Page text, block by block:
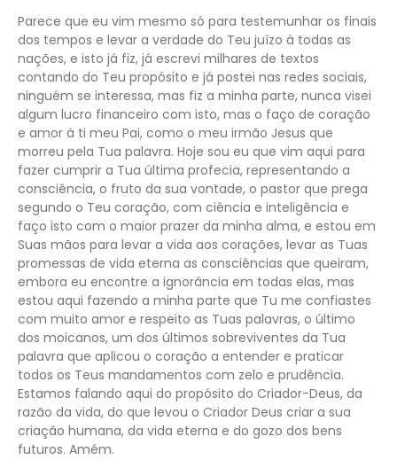
Parece que eu vim mesmo só para testemunhar os finais
dos tempos e levar a verdade do Teu juízo à todas as
nações, e isto já fiz, já escrevi milhares de textos
contando do Teu propósito e já postei nas redes sociais,
ninguém se interessa, mas fiz a minha parte, nunca visei
algum lucro financeiro com isto, mas o faço de coração
e amor à ti meu Pai, como o meu irmão Jesus que
morreu pela Tua palavra. Hoje sou eu que vim aqui para
fazer cumprir a Tua última profecia, representando a
consciência, o fruto da sua vontade, o pastor que prega
segundo o Teu coração, com ciência e inteligência e
faço isto com o maior prazer da minha alma, e estou em
Suas mãos para levar a vida aos corações, levar as Tuas
promessas de vida eterna as consciências que queiram,
embora eu encontre a ignorância em todas elas, mas
estou aqui fazendo a minha parte que Tu me confiastes
com muito amor e respeito as Tuas palavras, o último
dos moicanos, um dos últimos sobreviventes da Tua
palavra que aplicou o coração a entender e praticar
todos os Teus mandamentos com zelo e prudência.
Estamos falando aqui do propósito do Criador-Deus, da
razão da vida, do que levou o Criador Deus criar a sua
criação humana, da vida eterna e do gozo dos bens
futuros. Amém.